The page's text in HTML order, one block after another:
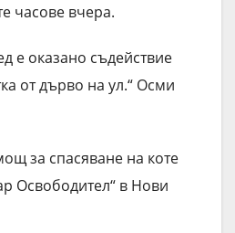
часове вчера.
е оказано съдействие
от дърво на ул.“ Осми
за спасяване на коте
Освободител“ в Нови